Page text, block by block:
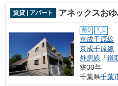
賃貸 | アパート アネックスお
敷0 礼0
京成千原線
京成千原線
外房線 「鎌
築30年
千葉県千葉